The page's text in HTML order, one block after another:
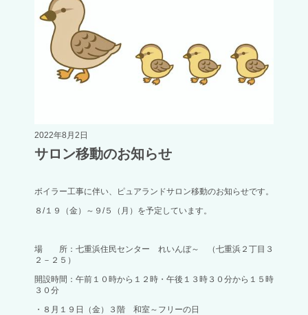
2022年8月2日
サロン移動のお知らせ
ボイラー工事に伴い、ピュアランドサロン移動のお知らせです。
８/１９（金）～９/５（月）を予定しています。
場 所：七重浜住民センター れいんぼ～ （七重浜２丁目３
２－２５）
開設時間：午前１０時から１２時・午後１３時３０分から１５時
３０分
・８月１９日（金）３階 和室～フリーの日